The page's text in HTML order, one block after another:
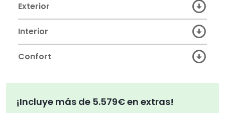
Exterior
Interior
Confort
¡Incluye más de 5.579€ en extras!